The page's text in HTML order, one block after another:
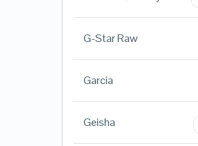
G-Star Raw
Garcia
Geisha